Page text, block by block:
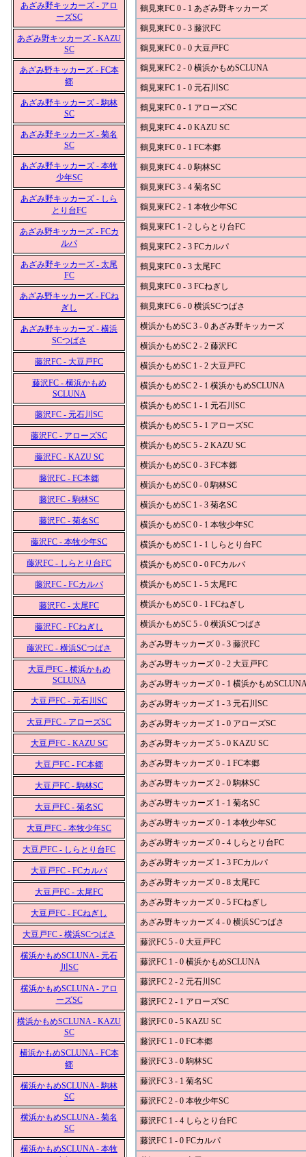
あざみ野キッカーズ - アロ
ーズSC
あざみ野キッカーズ - KAZU
SC
あざみ野キッカーズ - FC本
郷
あざみ野キッカーズ - 駒林
SC
あざみ野キッカーズ - 菊名
SC
あざみ野キッカーズ - 本牧
少年SC
あざみ野キッカーズ - しら
とり台FC
あざみ野キッカーズ - FCカ
ルパ
あざみ野キッカーズ - 太尾
FC
あざみ野キッカーズ - FCね
ぎし
あざみ野キッカーズ - 横浜
SCつばさ
藤沢FC - 大豆戸FC
藤沢FC - 横浜かもめ
SCLUNA
藤沢FC - 元石川SC
藤沢FC - アローズSC
藤沢FC - KAZU SC
藤沢FC - FC本郷
藤沢FC - 駒林SC
藤沢FC - 菊名SC
藤沢FC - 本牧少年SC
藤沢FC - しらとり台FC
藤沢FC - FCカルパ
藤沢FC - 太尾FC
藤沢FC - FCねぎし
藤沢FC - 横浜SCつばさ
大豆戸FC - 横浜かもめ
SCLUNA
大豆戸FC - 元石川SC
大豆戸FC - アローズSC
大豆戸FC - KAZU SC
大豆戸FC - FC本郷
大豆戸FC - 駒林SC
大豆戸FC - 菊名SC
大豆戸FC - 本牧少年SC
大豆戸FC - しらとり台FC
大豆戸FC - FCカルパ
大豆戸FC - 太尾FC
大豆戸FC - FCねぎし
大豆戸FC - 横浜SCつばさ
横浜かもめSCLUNA - 元石
川SC
横浜かもめSCLUNA - アロ
ーズSC
横浜かもめSCLUNA - KAZU
SC
横浜かもめSCLUNA - FC本
郷
横浜かもめSCLUNA - 駒林
SC
横浜かもめSCLUNA - 菊名
SC
横浜かもめSCLUNA - 本牧
鶴見東FC 0 - 1 あざみ野キッカーズ
鶴見東FC 0 - 3 藤沢FC
鶴見東FC 0 - 0 大豆戸FC
鶴見東FC 2 - 0 横浜かもめSCLUNA
鶴見東FC 1 - 0 元石川SC
鶴見東FC 0 - 1 アローズSC
鶴見東FC 4 - 0 KAZU SC
鶴見東FC 0 - 1 FC本郷
鶴見東FC 4 - 0 駒林SC
鶴見東FC 3 - 4 菊名SC
鶴見東FC 2 - 1 本牧少年SC
鶴見東FC 1 - 2 しらとり台FC
鶴見東FC 2 - 3 FCカルパ
鶴見東FC 0 - 3 太尾FC
鶴見東FC 0 - 3 FCねぎし
鶴見東FC 6 - 0 横浜SCつばさ
横浜かもめSC 3 - 0 あざみ野キッカーズ
横浜かもめSC 2 - 2 藤沢FC
横浜かもめSC 1 - 2 大豆戸FC
横浜かもめSC 2 - 1 横浜かもめSCLUNA
横浜かもめSC 1 - 1 元石川SC
横浜かもめSC 5 - 1 アローズSC
横浜かもめSC 5 - 2 KAZU SC
横浜かもめSC 0 - 3 FC本郷
横浜かもめSC 0 - 0 駒林SC
横浜かもめSC 1 - 3 菊名SC
横浜かもめSC 0 - 1 本牧少年SC
横浜かもめSC 1 - 1 しらとり台FC
横浜かもめSC 0 - 0 FCカルパ
横浜かもめSC 1 - 5 太尾FC
横浜かもめSC 0 - 1 FCねぎし
横浜かもめSC 5 - 0 横浜SCつばさ
あざみ野キッカーズ 0 - 3 藤沢FC
あざみ野キッカーズ 0 - 2 大豆戸FC
あざみ野キッカーズ 0 - 1 横浜かもめ
あざみ野キッカーズ 1 - 3 元石川SC
あざみ野キッカーズ 1 - 0 アローズSC
あざみ野キッカーズ 5 - 0 KAZU SC
あざみ野キッカーズ 0 - 1 FC本郷
あざみ野キッカーズ 2 - 0 駒林SC
あざみ野キッカーズ 1 - 1 菊名SC
あざみ野キッカーズ 0 - 1 本牧少年SC
あざみ野キッカーズ 0 - 4 しらとり台FC
あざみ野キッカーズ 1 - 3 FCカルパ
あざみ野キッカーズ 0 - 8 太尾FC
あざみ野キッカーズ 0 - 5 FCねぎし
あざみ野キッカーズ 4 - 0 横浜SCつばさ
藤沢FC 5 - 0 大豆戸FC
藤沢FC 1 - 0 横浜かもめSCLUNA
藤沢FC 2 - 2 元石川SC
藤沢FC 2 - 1 アローズSC
藤沢FC 0 - 5 KAZU SC
藤沢FC 1 - 0 FC本郷
藤沢FC 3 - 0 駒林SC
藤沢FC 3 - 1 菊名SC
藤沢FC 2 - 0 本牧少年SC
藤沢FC 1 - 4 しらとり台FC
藤沢FC 1 - 0 FCカルパ